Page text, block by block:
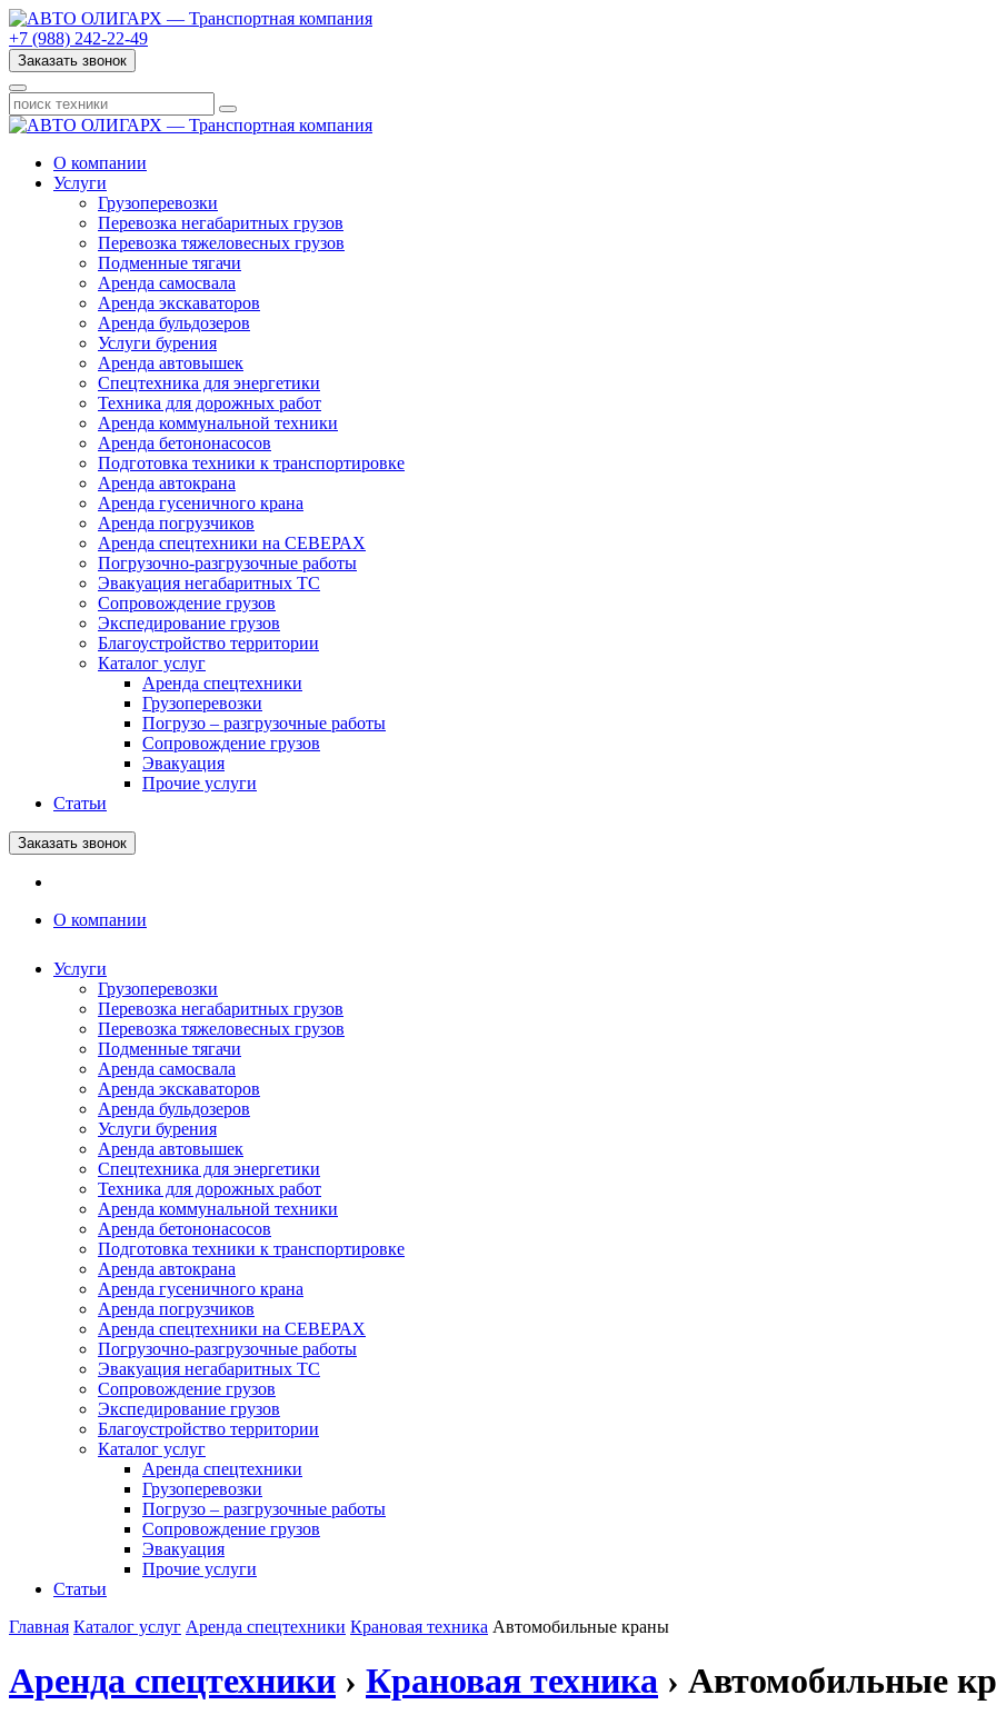
+7 (988) 242-22-49
Заказать звонок
О компании
Услуги
Грузоперевозки
Перевозка негабаритных грузов
Перевозка тяжеловесных грузов
Подменные тягачи
Аренда самосвала
Аренда экскаваторов
Аренда бульдозеров
Услуги бурения
Аренда автовышек
Спецтехника для энергетики
Техника для дорожных работ
Аренда коммунальной техники
Аренда бетононасосов
Подготовка техники к транспортировке
Аренда автокрана
Аренда гусеничного крана
Аренда погрузчиков
Аренда спецтехники на СЕВЕРАХ
Погрузочно-разгрузочные работы
Эвакуация негабаритных ТС
Сопровождение грузов
Экспедирование грузов
Благоустройство территории
Каталог услуг
Аренда спецтехники
Грузоперевозки
Погрузо – разгрузочные работы
Сопровождение грузов
Эвакуация
Прочие услуги
Статьи
Заказать звонок
О компании
Услуги
Грузоперевозки
Перевозка негабаритных грузов
Перевозка тяжеловесных грузов
Подменные тягачи
Аренда самосвала
Аренда экскаваторов
Аренда бульдозеров
Услуги бурения
Аренда автовышек
Спецтехника для энергетики
Техника для дорожных работ
Аренда коммунальной техники
Аренда бетононасосов
Подготовка техники к транспортировке
Аренда автокрана
Аренда гусеничного крана
Аренда погрузчиков
Аренда спецтехники на СЕВЕРАХ
Погрузочно-разгрузочные работы
Эвакуация негабаритных ТС
Сопровождение грузов
Экспедирование грузов
Благоустройство территории
Каталог услуг
Аренда спецтехники
Грузоперевозки
Погрузо – разгрузочные работы
Сопровождение грузов
Эвакуация
Прочие услуги
Статьи
Главная Каталог услуг Аренда спецтехники Крановая техника Автомобильные краны
Аренда спецтехники › Крановая техника › Автомобильные